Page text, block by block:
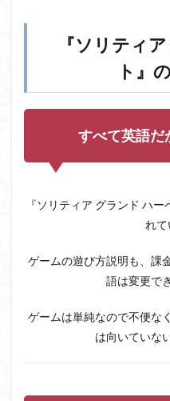
『ソリティ
ト』
すべて英語だ
『ソリティア グランド ハ
れて
ゲームの遊び方説明も、課
語は変更で
ゲームは単純なので不便な
は向いていな